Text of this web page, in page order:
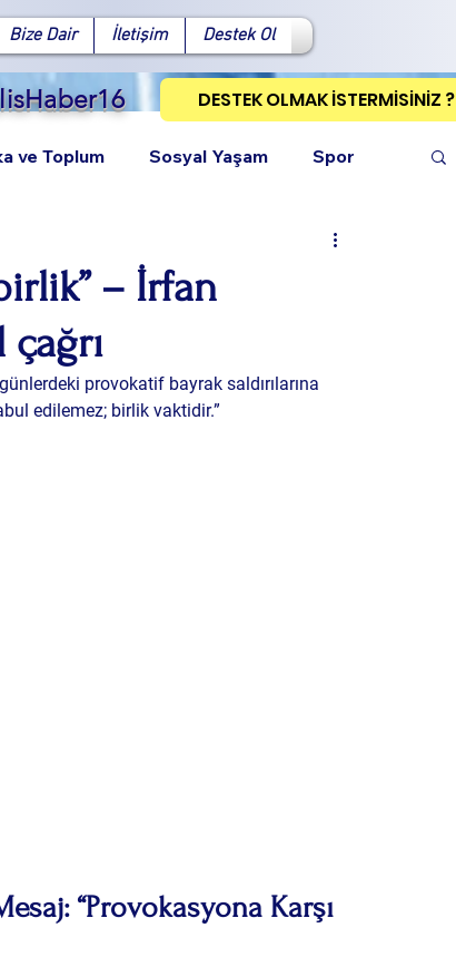
Bize Dair İletişim Destek Ol
DESTEK OLMAK İSTERMİSİNİZ ?
WhatsAppLinkedIn
ve Toplum Sosyal Yaşam Spor
– İrfan
provokatif bayrak saldırılarına
edilemez; birlik vaktidir.”
“Provokasyona Karşı